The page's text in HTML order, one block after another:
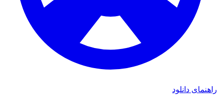
راهنمای دانلود